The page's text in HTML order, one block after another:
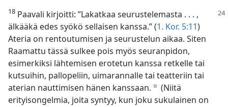
18 Paavali kirjoitti: ”Lakatkaa seurustelemasta . . . ,
älkääkä edes syökö sellaisen kanssa.” (1. Kor. 5:11)
Ateria on rentoutumisen ja seurustelun aikaa. Siten
Raamattu tässä sulkee pois myös seuranpidon,
esimerkiksi lähtemisen erotetun kanssa retkelle tai
kutsuihin, pallopeliin, uimarannalle tai teatteriin tai
aterian nauttimisen hänen kanssaan. d (Niitä
erityisongelmia, joita syntyy, kun joku sukulainen on